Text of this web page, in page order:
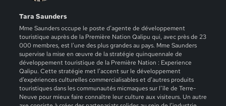
Tara Saunders
Mme Saunders occupe le poste d’agente de développement
touristique auprès de la Première Nation Qalipu qui, avec près de 23
000 membres, est l’une des plus grandes au pays. Mme Saunders
supervise la mise en œuvre de la stratégie quinquennale de
développement touristique de la Première Nation : Experience
Qalipu. Cette stratégie met l’accent sur le développement
d’expériences culturelles commercialisables et d’autres produits
touristiques dans les communautés micmaques sur l’île de Terre-
Neuve pour mieux faire connaître leur culture aux visiteurs. Un autre